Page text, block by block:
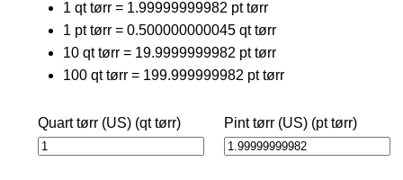
1 qt tørr = 1.99999999982 pt tørr
1 pt tørr = 0.500000000045 qt tørr
10 qt tørr = 19.9999999982 pt tørr
100 qt tørr = 199.999999982 pt tørr
Quart tørr (US) (qt tørr) Pint tørr (US) (pt tørr)